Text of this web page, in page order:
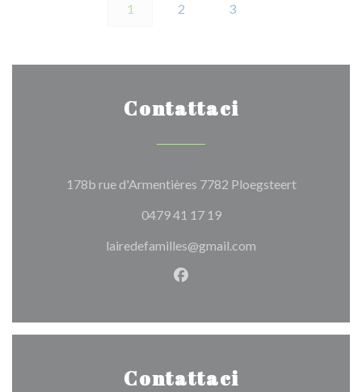
1 2 3
Contattaci
178b rue d'Armentières 7782 Ploegsteert((apre una
0479 41 17 19
lairedefamilles@gmail.com
Facebook ((apre una nuova
Contattaci